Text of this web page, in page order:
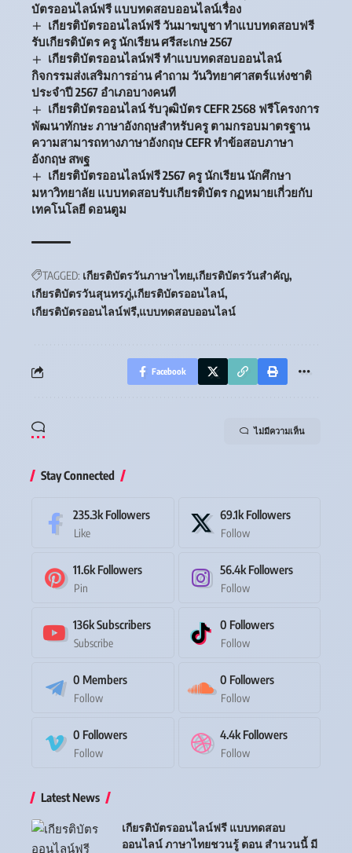
บัตรออนไลน์ฟรี แบบทดสอบออนไลน์เรื่อง
เกียรติบัตรออนไลน์ฟรี วันมาฆบูชา ทำแบบทดสอบฟรี
รับเกียรติบัตร ครู นักเรียน ศรีสะเกษ 2567
เกียรติบัตรออนไลน์ฟรี ทำแบบทดสอบออนไลน์
กิจกรรมส่งเสริมการอ่าน คำถาม วันวิทยาศาสตร์แห่งชาติ
ประจำปี 2567 อำเภอบางคนที
เกียรติบัตรออนไลน์ รับวุฒิบัตร CEFR 2568 ฟรีโครงการ
พัฒนาทักษะ ภาษาอังกฤษสําหรับครู ตามกรอบมาตรฐาน
ความสามารถทางภาษาอังกฤษ CEFR ทำข้อสอบภาษา
อังกฤษ สพฐ
เกียรติบัตรออนไลน์ฟรี 2567 ครู นักเรียน นักศึกษา
มหาวิทยาลัย แบบทดสอบรับเกียรติบัตร กฏหมายเกี่วยกับ
เทคโนโลยี ดอนตูม
TAGGED: เกียรติบัตรวันภาษาไทย เกียรติบัตรวันสำคัญ
เกียรติบัตรวันสุนทรภู่ เกียรติบัตรออนไลน์
เกียรติบัตรออนไลน์ฟรี แบบทดสอบออนไลน์
Facebook
ไม่มีความเห็น
Stay Connected
235.3k Followers
Like
69.1k Followers
Follow
11.6k Followers
Pin
56.4k Followers
Follow
136kSubscribers
Subscribe
0 Followers
Follow
0 Members
Follow
0 Followers
Follow
0 Followers
Follow
4.4k Followers
Follow
Latest News
เกียรติบัตรออนไลน์ฟรี แบบทดสอบ
ออนไลน์ ภาษาไทยชวนรู้ ตอน สำนวนนี้ มี